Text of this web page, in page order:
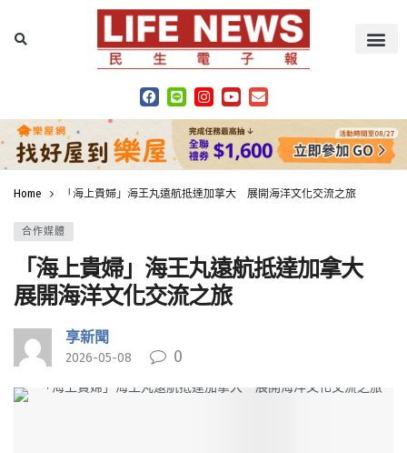
Home 「海上貴婦」海王丸遠航抵達加拿大 展開海洋文化交流之旅
合作媒體
「海上貴婦」海王丸遠航抵達加拿大
展開海洋文化交流之旅
享新聞
2026-05-08 0